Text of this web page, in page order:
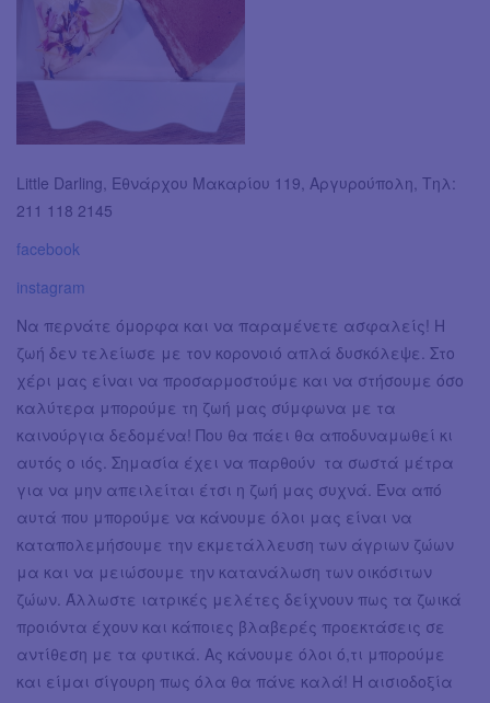
Little Darling, Εθνάρχου Μακαρίου 119, Αργυρούπολη, Τηλ:
211 118 2145
facebook
instagram
Να περνάτε όμορφα και να παραμένετε ασφαλείς! Η
ζωή δεν τελείωσε με τον κορονοιό απλά δυσκόλεψε. Στο
χέρι μας είναι να προσαρμοστούμε και να στήσουμε όσο
καλύτερα μπορούμε τη ζωή μας σύμφωνα με τα
καινούργια δεδομένα! Που θα πάει θα αποδυναμωθεί κι
αυτός ο ιός. Σημασία έχει να παρθούν τα σωστά μέτρα
για να μην απειλείται έτσι η ζωή μας συχνά. Ένα από
αυτά που μπορούμε να κάνουμε όλοι μας είναι να
καταπολεμήσουμε την εκμετάλλευση των άγριων ζώων
μα και να μειώσουμε την κατανάλωση των οικόσιτων
ζώων. Άλλωστε ιατρικές μελέτες δείχνουν πως τα ζωικά
προιόντα έχουν και κάποιες βλαβερές προεκτάσεις σε
αντίθεση με τα φυτικά. Ας κάνουμε όλοι ό,τι μπορούμε
και είμαι σίγουρη πως όλα θα πάνε καλά! Η αισιοδοξία